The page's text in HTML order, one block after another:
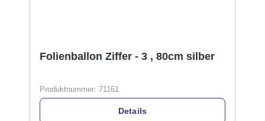
Folienballon Ziffer - 3 , 80cm silber
Produktnummer: 71161
Details